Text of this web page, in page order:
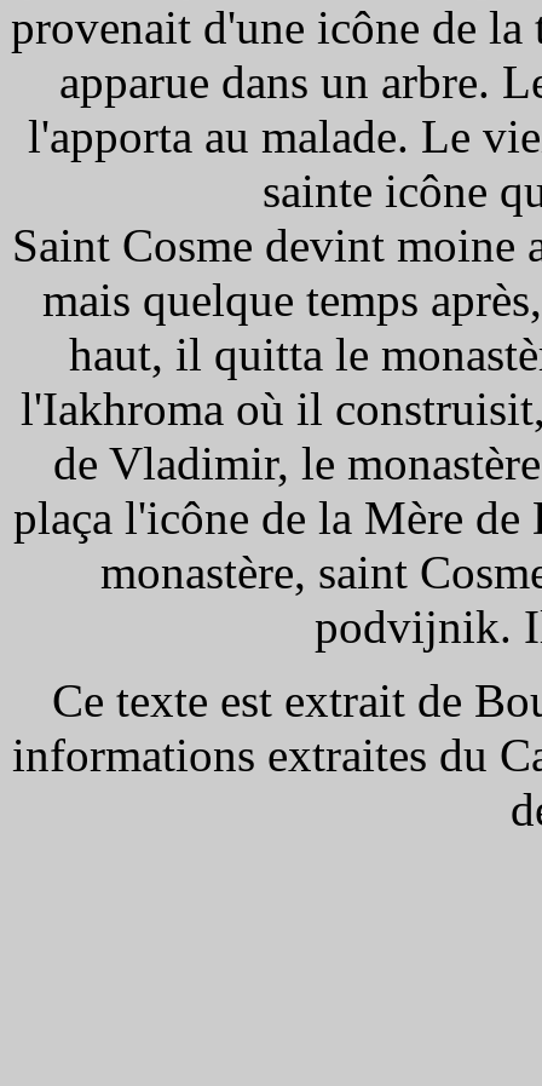
provenait d'une icône de
apparue dans un arbre.
l'apporta au malade. Le
sainte icône
Saint Cosme devint moine
mais quelque temps
haut, il quitta le
l'Iakhroma où il
de Vladimir, le
plaça l'icône de la Mère
monastère, saint
podvijnik.
Ce texte est extrait de
informations extraites du